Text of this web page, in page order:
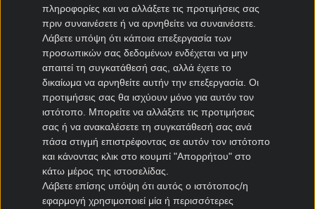
πληροφορίες και να αλλάξετε τις προτιμήσεις σας
πριν συναινέσετε ή να αρνηθείτε να συναινέσετε.
Λάβετε υπόψη ότι κάποια επεξεργασία των
προσωπικών σας δεδομένων ενδέχεται να μην
απαιτεί τη συγκατάθεσή σας, αλλά έχετε το
δικαίωμα να αρνηθείτε αυτήν την επεξεργασία. Οι
προτιμήσεις σας θα ισχύουν μόνο για αυτόν τον
ιστότοπο. Μπορείτε να αλλάξετε τις προτιμήσεις
σας ή να ανακαλέσετε τη συγκατάθεσή σας ανά
πάσα στιγμή επιστρέφοντας σε αυτόν τον ιστότοπο
και κάνοντας κλικ στο κουμπί "Απορρήτου" στο
κάτω μέρος της ιστοσελίδας.
Λάβετε επίσης υπόψη ότι αυτός ο ιστότοπος/η
εφαρμογή χρησιμοποιεί μία ή περισσότερες
Μονακό μεταγραφές
Μαρσέιγ μεταγραφές
Λυών μεταγραφές
Μεταγραφές Super League 2
Ηρακλής μεταγραφές
ΠΑΣ Γιάννινα μεταγραφές
Πανιώνιος μεταγραφές
Καλλιθέα μεταγραφές
Καλαμάτα μεταγραφές
Νίκη Βόλου μεταγραφές